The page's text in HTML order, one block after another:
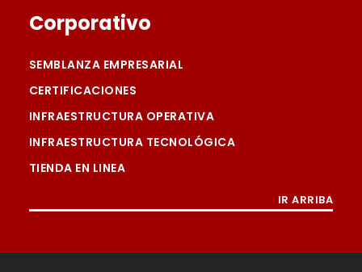
Corporativo
SEMBLANZA EMPRESARIAL
CERTIFICACIONES
INFRAESTRUCTURA OPERATIVA
INFRAESTRUCTURA TECNOLÓGICA
TIENDA EN LINEA
IR ARRIBA